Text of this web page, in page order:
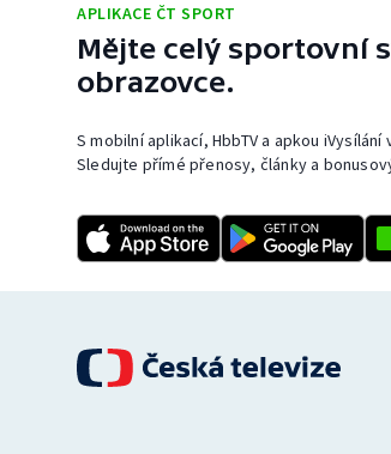
APLIKACE ČT SPORT
Mějte celý sportovní
obrazovce.
S mobilní aplikací, HbbTV a apkou
Sledujte přímé přenosy, články a